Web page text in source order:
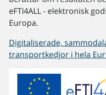
eFTI4ALL - elektronisk
Europa.
Digitaliserade,
transportkedjor i hela